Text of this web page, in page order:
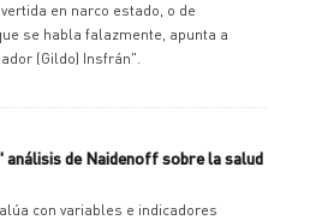
en narco estado, o de
se habla falazmente, apunta a
(Gildo) Insfrán".
de Naidenoff sobre la salud
con variables e indicadores